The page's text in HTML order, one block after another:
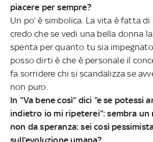
piacere per sempre?
Un po’ è simbolica. La vita è fatta di
credo che se vedi una bella donna
spenta per quanto tu sia
posso dirti è che è personale il
fa sorridere chi si scandalizza se
non puro.
In “Va bene così” dici “e se potessi
indietro io mi ripeterei”: sembra un
non da speranza: sei così